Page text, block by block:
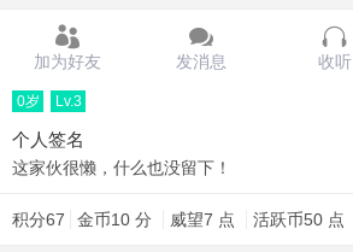
加为好友 发消息 收听
0岁 Lv.3
个人签名
这家伙很懒，什么也没留下！
积分67 金币10 分 威望7 点 活跃币50 点